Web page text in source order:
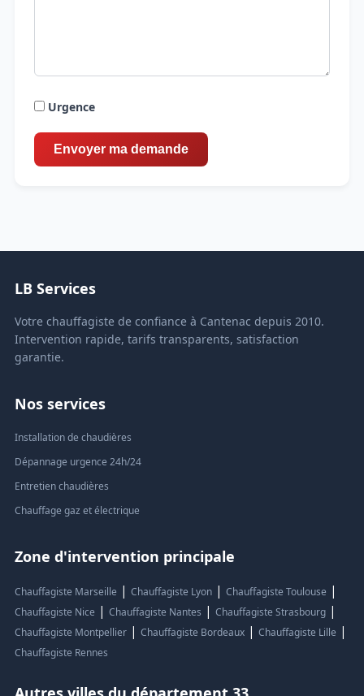
Urgence
LB Services
Votre chauffagiste de confiance à Cantenac depuis 2010.
Intervention rapide, tarifs transparents, satisfaction
garantie.
Nos services
Installation de chaudières
Dépannage urgence 24h/24
Entretien chaudières
Chauffage gaz et électrique
Zone d'intervention principale
Chauffagiste Marseille | Chauffagiste Lyon| Chauffagiste Toulouse |
Chauffagiste Nice | Chauffagiste Nantes | Chauffagiste Strasbourg|
Chauffagiste Montpellier| Chauffagiste Bordeaux| Chauffagiste Lille |
Chauffagiste Rennes